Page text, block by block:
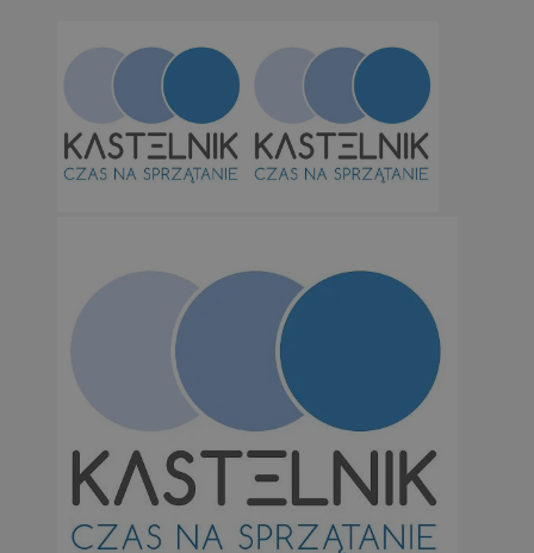
takich jak logowanie użytkownika i zarządzanie kontem. Bez
można prawidłowo korzystać ze strony internetowej.
Nazwa
Provider
Domena
SessID
orzesze.com.pl
orzesze.com.pl
VISITOR_PRIVACY_METADATA